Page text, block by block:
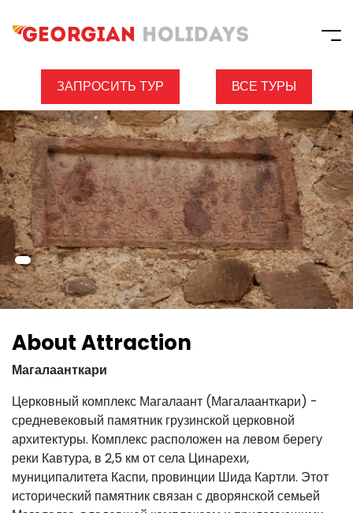
ЗАПРОСИТЬ ТУР ВСЕ ТУРЫ
About Attraction
Магалаанткари
Церковный комплекс Магалаант (Магалаанткари) -
средневековый памятник грузинской церковной
архитектуры. Комплекс расположен на левом берегу
реки Кавтура, в 2,5 км от села Цинарехи,
муниципалитета Каспи, провинции Шида Картли. Этот
исторический памятник связан с дворянской семьей